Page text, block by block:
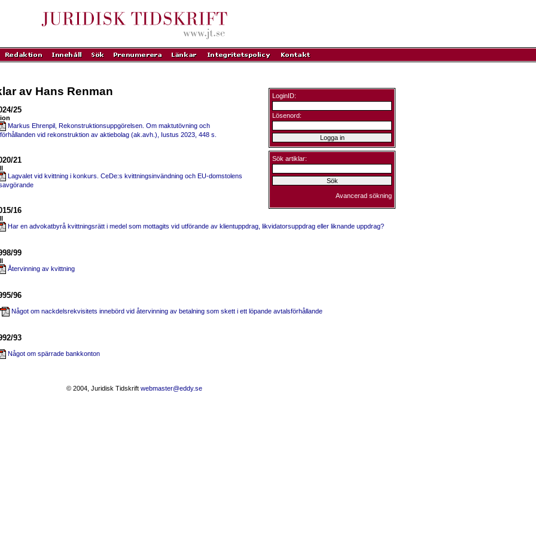
LoginID:
Lösenord:
Sök artiklar:
Avancerad sökning
av Hans Renman
25
Markus Ehrenpil, Rekonstruktionsuppgörelsen. Om maktutövning och
vid rekonstruktion av aktiebolag (ak.avh.), Iustus 2023, 448 s.
21
Lagvalet vid kvittning i konkurs. CeDe:s kvittningsinvändning och EU-domstolens
16
Har en advokatbyrå kvittningsrätt i medel som mottagits vid utförande av klientuppdrag, likvidatorsuppdrag eller liknande uppdrag?
99
Återvinning av kvittning
96
Något om nackdelsrekvisitets innebörd vid återvinning av betalning som skett i ett löpande avtalsförhållande
93
Något om spärrade bankkonton
© 2004, Juridisk Tidskrift webmaster@eddy.se